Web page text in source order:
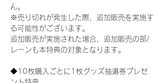
ん。
※売り切れが発生した際、追加販売を実施す
る可能性がございます。
追加販売が実施された場合、追加販売の部/
レーンも本特典の対象となります。
◆10枚購入ごとに1枚グッズ抽選券プレゼ